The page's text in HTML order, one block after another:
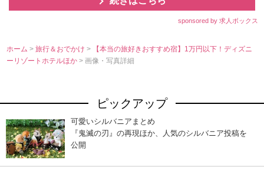
sponsored by 求人ボックス
ホーム >旅行＆おでかけ>
【本当の旅好きおすすめ宿】1万円以下！ディズニ
ーリゾートホテルほか> 画像・写真詳細
ピックアップ
可愛いシルバニアまとめ
『鬼滅の刃』の再現ほか、人気のシルバニア投稿を
公開